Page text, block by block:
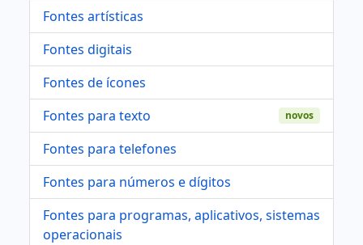
Fontes artísticas
Fontes digitais
Fontes de ícones
Fontes para texto
novos
Fontes para telefones
Fontes para números e dígitos
Fontes para programas, aplicativos, sistemas
operacionais